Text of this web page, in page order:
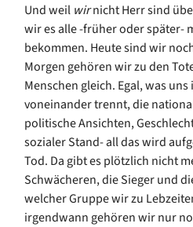
Und weil wirnicht Herr sind
wir es alle -früher oder später-
bekommen. Heute sind wir
Morgen gehören wir zu den
Menschen gleich. Egal, was uns
voneinander trennt, die
politische Ansichten,
sozialer Stand- all das wird
Tod. Da gibt es plötzlich nicht
Schwächeren, die Sieger und
welcher Gruppe wir zu
irgendwann gehören wirnur